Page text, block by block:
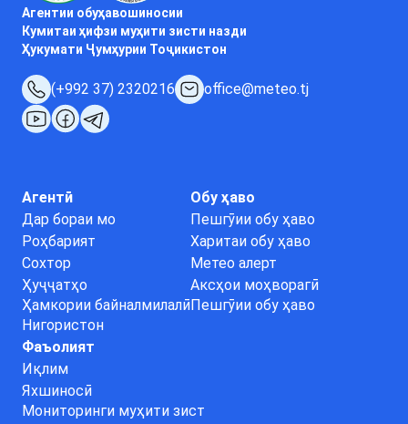
Агентии обуҳавошиносии
Кумитаи ҳифзи муҳити зисти назди
Ҳукумати Ҷумҳурии Тоҷикистон
(+992 37) 2320216 office@meteo.tj
Агентӣ
Дар бораи мо
Роҳбарият
Сохтор
Ҳуҷҷатҳо
Ҳамкории байналмилалӣ
Нигористон
Обу ҳаво
Пешгӯии обу ҳаво
Харитаи обу ҳаво
Метео алерт
Аксҳои моҳворагӣ
Пешгӯии обу ҳаво
Фаъолият
Иқлим
Яхшиносӣ
Мониторинги муҳити зист